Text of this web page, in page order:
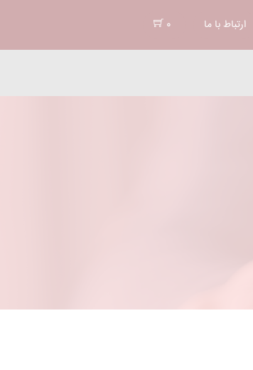
ارتباط با ما 0